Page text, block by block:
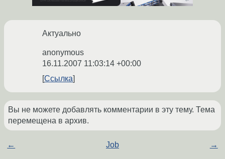
Актуально
anonymous
16.11.2007 11:03:14 +00:00
Ссылка
Вы не можете добавлять комментарии в эту тему. Тема
перемещена в архив.
← Job →